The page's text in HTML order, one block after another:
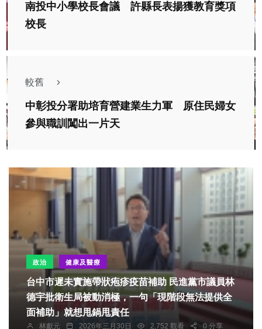
南投中小學校長會議 許縣長表揚獲教育獎項
校長
較舊
中彰投分署助培育營建業生力軍 原住民婦女
參與職訓闖出一片天
政治 健康及醫療
台中市遲未實施帶狀疱疹疫苗補助 民進黨市議員林
德宇批衛生局被動消極，一句「現階段無法提供全
面補助」就想甩鍋甩責任
林獻元 2026年三月30日 2,752 觀看 0 分享